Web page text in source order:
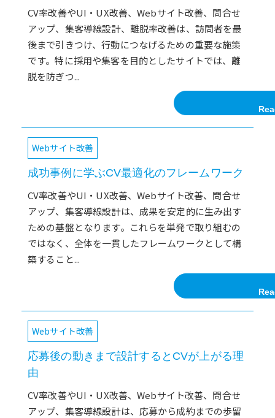
CV率改善やUI・UX改善、Webサイト改善、問合せ
アップ、集客導線設計、離脱率改善は、訪問者を最
後まで引きつけ、行動につなげるための重要な施策
です。特に採用や集客を目的としたサイトでは、離
脱を防ぎつ...
Webサイト改善
成功事例に学ぶCV最適化のフレームワーク
CV率改善やUI・UX改善、Webサイト改善、問合せ
アップ、集客導線設計は、成果を安定的に生み出す
ための基盤となります。これらを単発で取り組むの
ではなく、全体を一貫したフレームワークとして構
築すること...
Webサイト改善
応募後の動きまで設計するとCVが上がる理
由
CV率改善やUI・UX改善、Webサイト改善、問合せ
アップ、集客導線設計は、応募から成約までの歩留